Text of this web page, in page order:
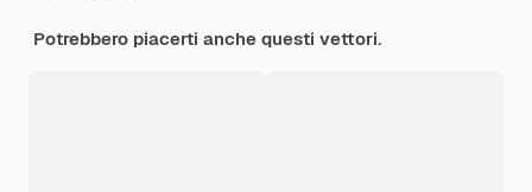
Potrebbero piacerti anche questi vettori.